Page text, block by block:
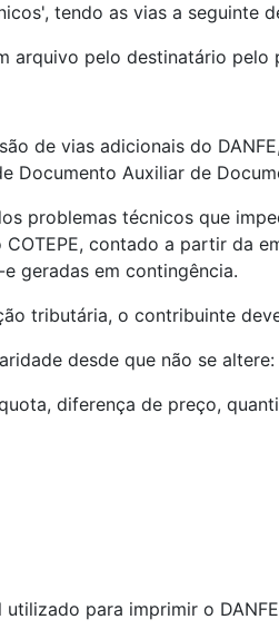
tendo as vias a seguinte
arquivo pelo destinatário pelo
de vias adicionais do
Documento Auxiliar de
problemas técnicos que
contado a partir da
geradas em contingência.
tributária, o contribuinte
desde que não se altere:
diferença de preço,
para imprimir o